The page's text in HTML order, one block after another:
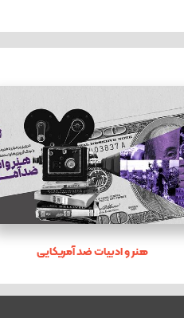
هنر و ادبیات ضد آمریکایی